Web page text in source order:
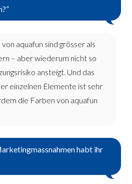
aquafun sind grösser als
– aber wiederum nicht so
ansteigt. Und das
einzelnen Elemente ist sehr
die Farben von aquafun
habt ihr